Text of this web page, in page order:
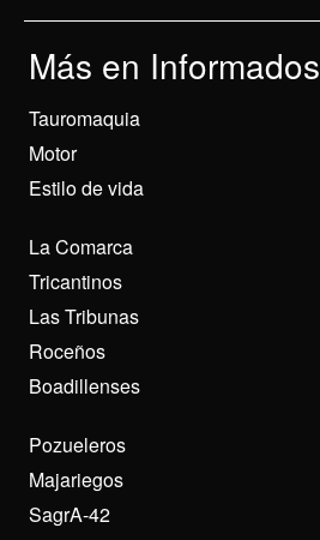
Más en Informados
Tauromaquia
Motor
Estilo de vida
La Comarca
Tricantinos
Las Tribunas
Roceños
Boadillenses
Pozueleros
Majariegos
SagrA-42